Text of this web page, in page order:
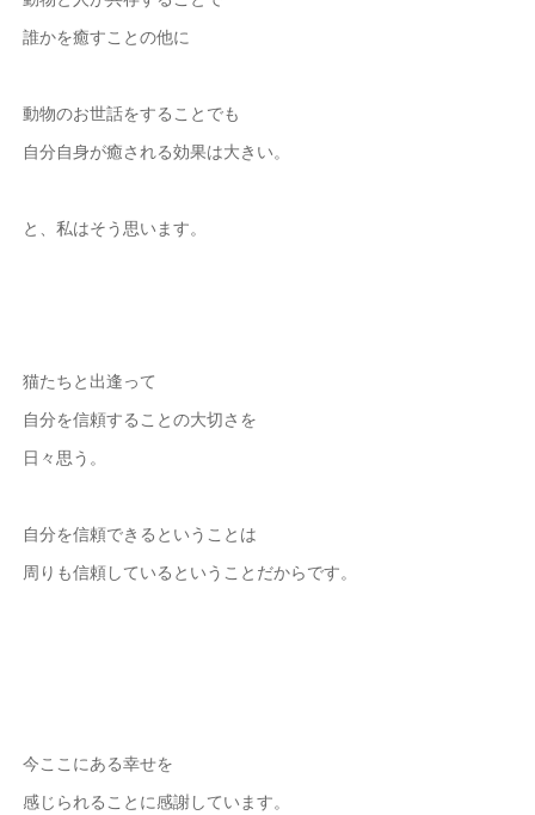
誰かを癒すことの他に
動物のお世話をすることでも
自分自身が癒される効果は大きい。
と、私はそう思います。
猫たちと出逢って
自分を信頼することの大切さを
日々思う。
自分を信頼できるということは
周りも信頼しているということだからです。
今ここにある幸せを
感じられることに感謝しています。